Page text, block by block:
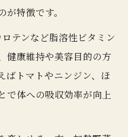
特徴です。
テンなど脂溶性ビタミン
健康維持や美容目的の方
ばトマトやニンジン、ほ
で体への吸収効率が向上